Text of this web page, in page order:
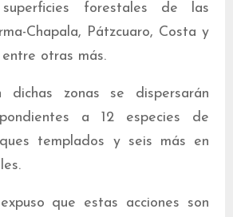
forestales de las
Chapala, Pátzcuaro, Costa y
otras más.
dichas zonas se dispersarán
a 12 especies de
templados y seis más en
que estas acciones son